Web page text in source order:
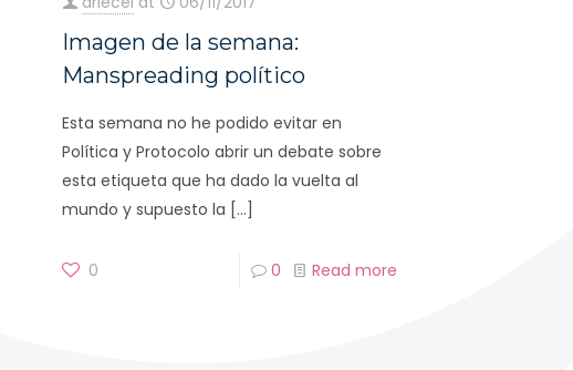
Imagen de la semana:
Manspreading político
Esta semana no he podido evitar en
Política y Protocolo abrir un debate sobre
esta etiqueta que ha dado la vuelta al
mundo y supuesto la […]
0 0 Read more